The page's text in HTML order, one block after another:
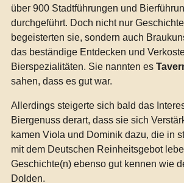
über 900 Stadtführungen und
durchgeführt. Doch nicht nur
begeisterten sie, sondern auch
das beständige Entdecken und
Bierspezialitäten. Sie nannten es
sahen, dass es gut war.
Allerdings steigerte sich bald das
Biergenuss derart, dass sie sich
kamen Viola und Dominik dazu, die in
mit dem Deutschen Reinheitsgebot
Geschichte(n) ebenso gut kennen wie
Dolden.